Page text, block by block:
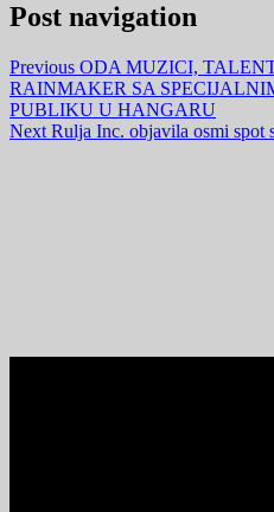
Post navigation
Previous ODA MUZICI,
RAINMAKER SA
PUBLIKU U HANGARU
Next Rulja Inc. objavila osmi spot